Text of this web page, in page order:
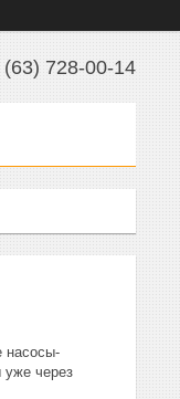
(63) 728-00-14
насосы-
уже через